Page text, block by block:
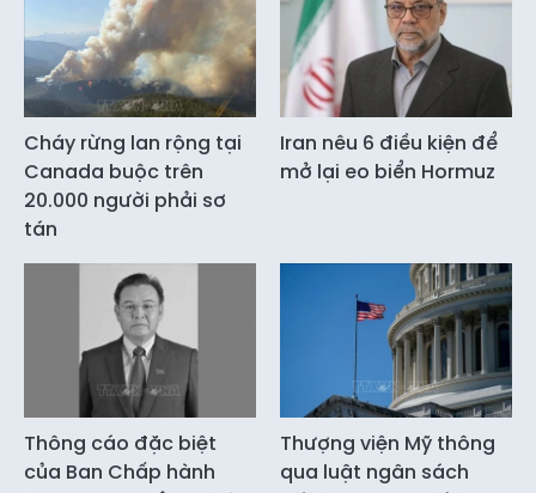
Cháy rừng lan rộng tại
Canada buộc trên
20.000 người phải sơ
tán
Iran nêu 6 điều kiện để
mở lại eo biển Hormuz
Thông cáo đặc biệt
của Ban Chấp hành
Thượng viện Mỹ thông
qua luật ngân sách